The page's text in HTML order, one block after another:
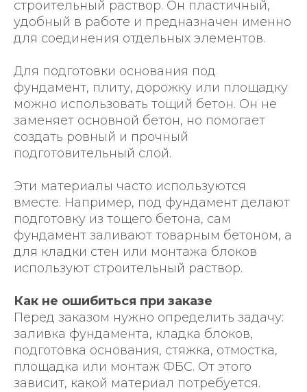
строительный раствор. Он пластичный,
удобный в работе и предназначен именно
для соединения отдельных элементов.
Для подготовки основания под
фундамент, плиту, дорожку или площадку
можно использовать тощий бетон. Он не
заменяет основной бетон, но помогает
создать ровный и прочный
подготовительный слой.
Эти материалы часто используются
вместе. Например, под фундамент делают
подготовку из тощего бетона, сам
фундамент заливают товарным бетоном, а
для кладки стен или монтажа блоков
используют строительный раствор.
Как не ошибиться при заказе
Перед заказом нужно определить задачу:
заливка фундамента, кладка блоков,
подготовка основания, стяжка, отмостка,
площадка или монтаж ФБС. От этого
зависит, какой материал потребуется.